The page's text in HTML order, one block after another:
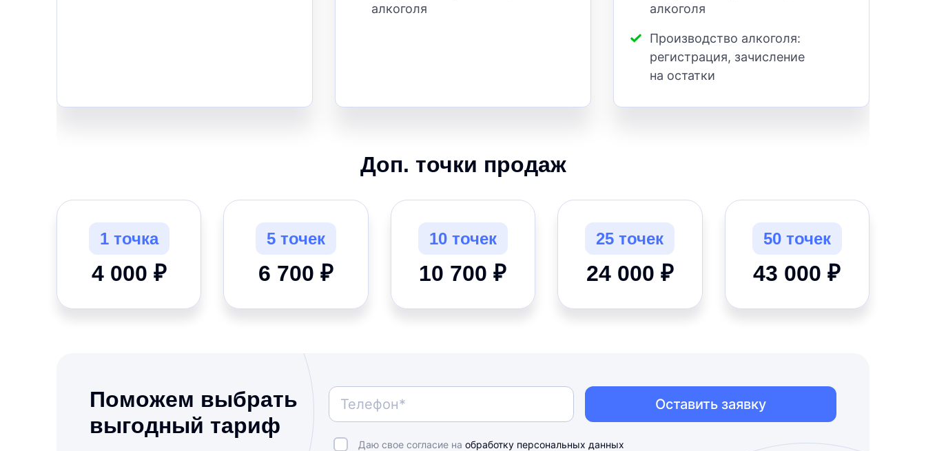
алкоголя
алкоголя
Производство алкоголя:
регистрация, зачисление
на остатки
Доп. точки продаж
1 точка
4 000 ₽
5 точек
6 700 ₽
10 точек
10 700 ₽
25 точек
24 000 ₽
50 точек
43 000 ₽
Поможем выбрать
выгодный тариф
Оставить заявку
Даю свое согласие на обработку персональных данных